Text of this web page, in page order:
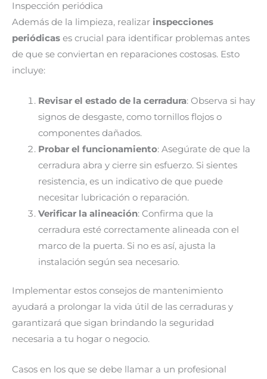
Inspección periódica
Además de la limpieza, realizar inspecciones
periódicas es crucial para identificar problemas antes
de que se conviertan en reparaciones costosas. Esto
incluye:
Revisar el estado de la cerradura: Observa si hay
signos de desgaste, como tornillos flojos o
componentes dañados.
Probar el funcionamiento: Asegúrate de que la
cerradura abra y cierre sin esfuerzo. Si sientes
resistencia, es un indicativo de que puede
necesitar lubricación o reparación.
Verificar la alineación: Confirma que la
cerradura esté correctamente alineada con el
marco de la puerta. Si no es así, ajusta la
instalación según sea necesario.
Implementar estos consejos de mantenimiento
ayudará a prolongar la vida útil de las cerraduras y
garantizará que sigan brindando la seguridad
necesaria a tu hogar o negocio.
Casos en los que se debe llamar a un profesional